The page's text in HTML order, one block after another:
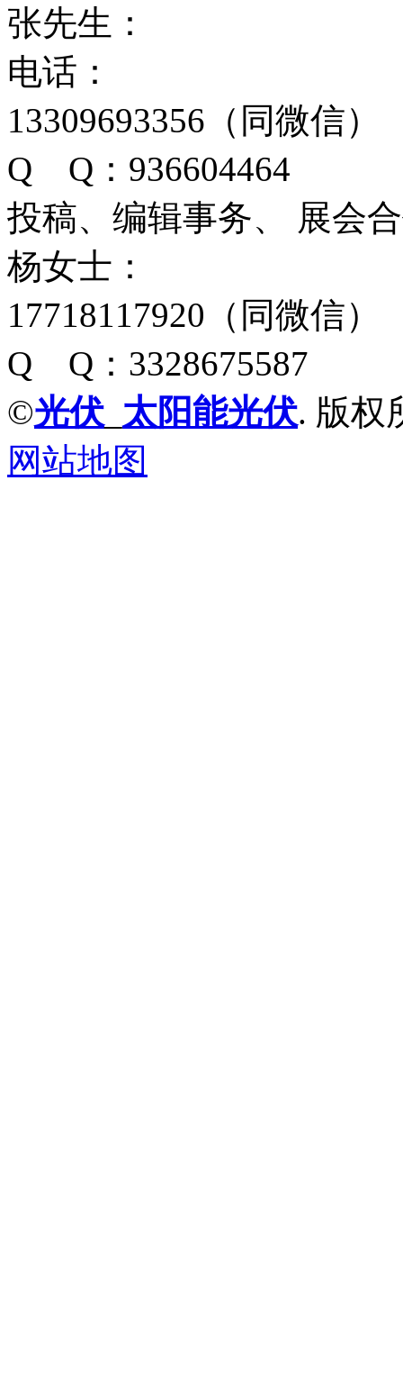
张先生：
电话：
13309693356（同微信）
Q Q：936604464
投稿、编辑事务、 展会
杨女士：
17718117920（同微信）
Q Q：3328675587
©光伏 太阳能光伏. 版权
网站地图